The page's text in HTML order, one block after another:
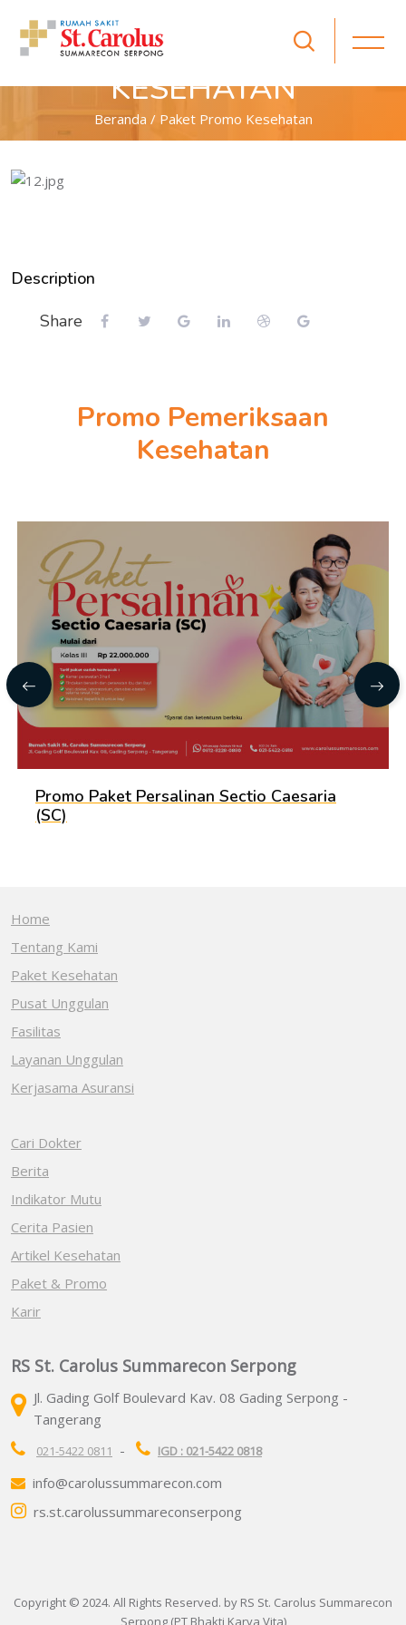
PAKET PROMO
KESEHATAN
Beranda / Paket Promo Kesehatan
Description
Share
Promo Pemeriksaan
Kesehatan
Promo Paket Persalinan Sectio Caesaria
(SC)
Home
Tentang Kami
Paket Kesehatan
Pusat Unggulan
Fasilitas
Layanan Unggulan
Kerjasama Asuransi
Cari Dokter
Berita
Indikator Mutu
Cerita Pasien
Artikel Kesehatan
Paket & Promo
Karir
RS St. Carolus Summarecon Serpong
Jl. Gading Golf Boulevard Kav. 08 Gading Serpong -
Tangerang
021-5422 0811 - IGD : 021-5422 0818
info@carolussummarecon.com
rs.st.carolussummareconserpong
Copyright © 2024. All Rights Reserved. by RS St. Carolus Summarecon
Serpong (PT Bhakti Karya Vita)